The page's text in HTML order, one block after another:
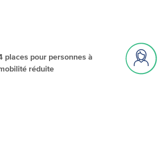
places pour personnes à
réduite